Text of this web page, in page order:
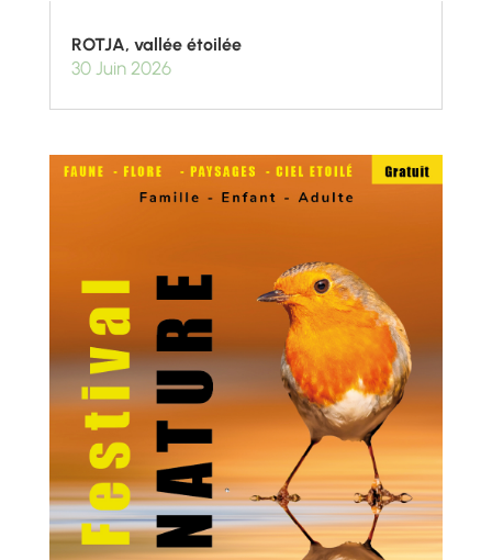
ROTJA, vallée étoilée
30 Juin 2026